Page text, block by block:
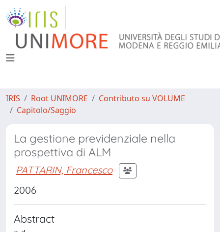
IRIS Root UNIMORE
Contributo su VOLUME
Capitolo/Saggio
La gestione previdenziale nella
prospettiva di ALM
PATTARIN, Francesco
2006
Abstract